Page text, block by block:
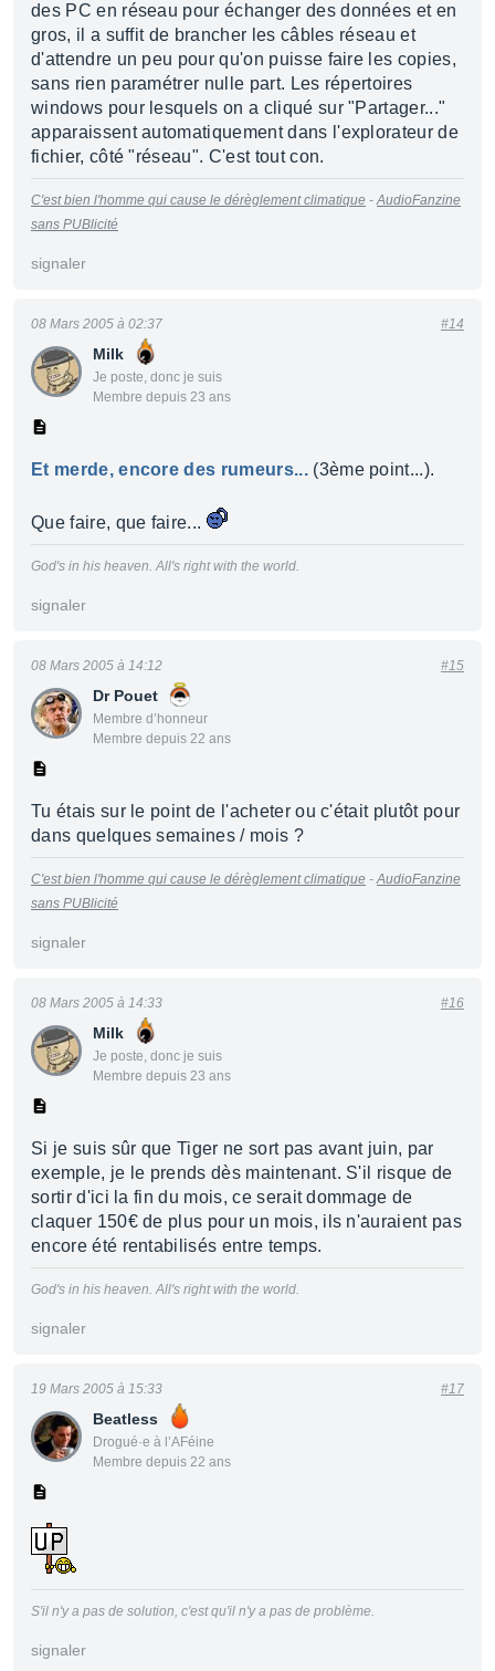
des PC en réseau pour échanger des données et en
gros, il a suffit de brancher les câbles réseau et
d'attendre un peu pour qu'on puisse faire les copies,
sans rien paramétrer nulle part. Les répertoires
windows pour lesquels on a cliqué sur "Partager..."
apparaissent automatiquement dans l'explorateur de
fichier, côté "réseau". C'est tout con.
C'est bien l'homme qui cause le dérèglement climatique -AudioFanzine
sans PUBlicité
signaler
Milk
Je poste, donc je suis
Membre depuis 23 ans
08 Mars 2005 à 02:37 #14
Et merde, encore des rumeurs...(3ème point...).
Que faire, que faire...
God's in his heaven. All's right with the world.
signaler
Dr Pouet
Membre d’honneur
Membre depuis 22 ans
08 Mars 2005 à 14:12 #15
Tu étais sur le point de l'acheter ou c'était plutôt pour
dans quelques semaines / mois ?
C'est bien l'homme qui cause le dérèglement climatique -AudioFanzine
sans PUBlicité
signaler
Milk
Je poste, donc je suis
Membre depuis 23 ans
08 Mars 2005 à 14:33 #16
Si je suis sûr que Tiger ne sort pas avant juin, par
exemple, je le prends dès maintenant. S'il risque de
sortir d'ici la fin du mois, ce serait dommage de
claquer 150€ de plus pour un mois, ils n'auraient pas
encore été rentabilisés entre temps.
God's in his heaven. All's right with the world.
signaler
Beatless
Drogué·e à l’AFéine
Membre depuis 22 ans
19 Mars 2005 à 15:33 #17
S'il n'y a pas de solution, c'est qu'il n'y a pas de problème.
signaler